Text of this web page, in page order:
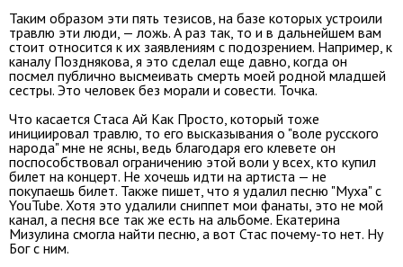
Таким образом эти пять тезисов, на базе которых устроили
травлю эти люди, — ложь. А раз так, то и в дальнейшем вам
стоит относится к их заявлениям с подозрением. Например, к
каналу Позднякова, я это сделал еще давно, когда он
посмел публично высмеивать смерть моей родной младшей
сестры. Это человек без морали и совести. Точка.
Что касается Стаса Ай Как Просто, который тоже
инициировал травлю, то его высказывания о "воле русского
народа" мне не ясны, ведь благодаря его клевете он
поспособствовал ограничению этой воли у всех, кто купил
билет на концерт. Не хочешь идти на артиста — не
покупаешь билет. Также пишет, что я удалил песню "Муха" с
YouTube. Хотя это удалили сниппет мои фанаты, это не мой
канал, а песня все так же есть на альбоме. Екатерина
Мизулина смогла найти песню, а вот Стас почему-то нет. Ну
Бог с ним.